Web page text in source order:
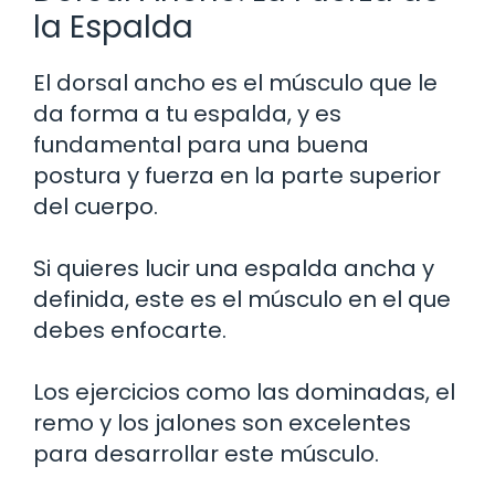
la Espalda
El dorsal ancho es el músculo que le
da forma a tu espalda, y es
fundamental para una buena
postura y fuerza en la parte superior
del cuerpo.
Si quieres lucir una espalda ancha y
definida, este es el músculo en el que
debes enfocarte.
Los ejercicios como las dominadas, el
remo y los jalones son excelentes
para desarrollar este músculo.